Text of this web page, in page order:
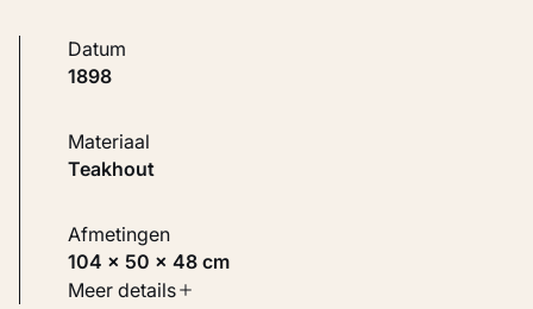
Datum
1898
Materiaal
Teakhout
Afmetingen
104 × 50 × 48 cm
Soort werk
Meer details